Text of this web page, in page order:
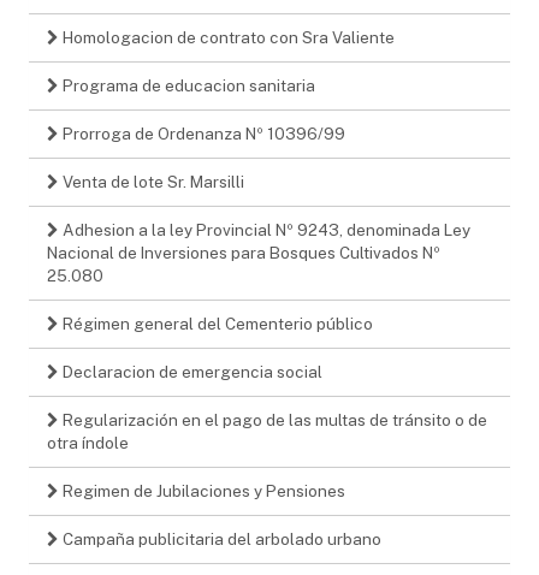
Homologacion de contrato con Sra Valiente
Programa de educacion sanitaria
Prorroga de Ordenanza Nº 10396/99
Venta de lote Sr. Marsilli
Adhesion a la ley Provincial Nº 9243, denominada Ley
Nacional de Inversiones para Bosques Cultivados Nº
25.080
Régimen general del Cementerio público
Declaracion de emergencia social
Regularización en el pago de las multas de tránsito o de
otra índole
Regimen de Jubilaciones y Pensiones
Campaña publicitaria del arbolado urbano